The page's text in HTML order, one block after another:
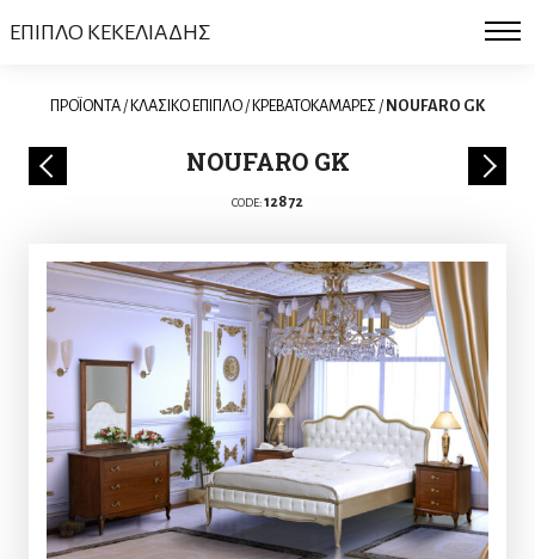
ΕΠΙΠΛΟ ΚΕΚΕΛΙΑΔΗΣ
ΠΡΟΪΟΝΤΑ / ΚΛΑΣΙΚΟ ΕΠΙΠΛΟ / ΚΡΕΒΑΤΟΚΑΜΑΡΕΣ / NOUFARO GK
NOUFARO GK
CODE:12872